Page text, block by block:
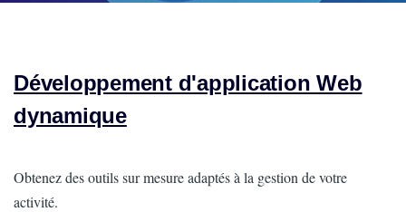
Développement d'application Web
dynamique
Intro
Obtenez des outils sur mesure adaptés à la gestion de votre
activité.